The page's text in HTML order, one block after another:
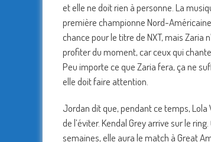
et elle ne doit rien à personne. La
première championne Nord-
chance pour le titre de NXT, mais Zaria
profiter du moment, car ceux qui
Peu importe ce que Zaria fera, ça ne
elle doit faire attention.
Jordan dit que, pendant ce temps,
de l’éviter. Kendal Grey arrive sur le
semaines, elle aura le match à Great